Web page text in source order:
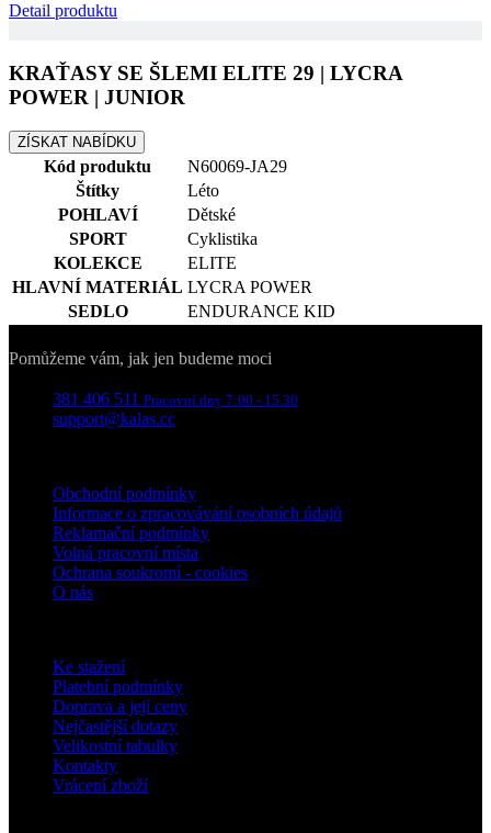
Detail produktu
KRAŤASY SE ŠLEMI ELITE 29 | LYCRA
POWER | JUNIOR
ZÍSKAT NABÍDKU
Kód produktu
N60069-JA29
Štítky
Léto
POHLAVÍ
Dětské
SPORT
Cyklistika
KOLEKCE
ELITE
HLAVNÍ MATERIÁL LYCRA POWER
SEDLO
ENDURANCE KID
Pomůžeme vám, jak jen budeme moci
381 406 511 Pracovní dny 7:00 - 15.30
support@kalas.cc
Obchodní podmínky
Informace o zpracovávání osobních údajů
Reklamační podmínky
Volná pracovní místa
Ochrana soukromí - cookies
O nás
Ke stažení
Platební podmínky
Doprava a její ceny
Nejčastější dotazy
Velikostní tabulky
Kontakty
Vrácení zboží